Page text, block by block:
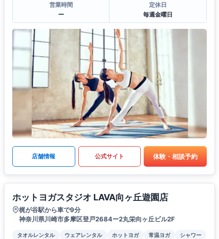
営業時間
ー
定休日
毎週金曜日
店舗情報 公式サイト 体験・相談予約
ホットヨガスタジオ LAVA向ヶ丘遊園店
梶が谷駅から車で9分
神奈川県川崎市多摩区登戸2684ー2丸栄向ヶ丘ビル2F
タオルレンタル ウェアレンタル ホットヨガ 常温ヨガ シャワー